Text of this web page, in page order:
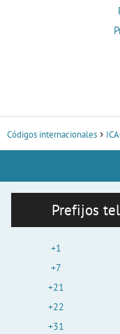
Códigos internacionales
Prefijos
+1
+7
+21
+22
+31